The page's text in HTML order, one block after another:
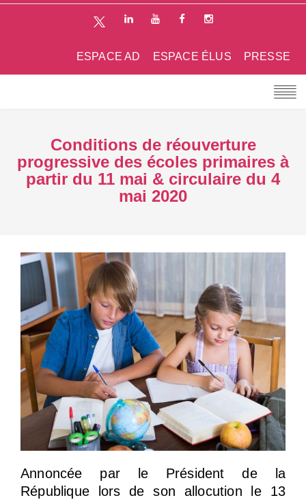
PRESSE
ESPACE ÉLUS
ESPACE AD
Conditions de réouverture
progressive des écoles primaires à
partir du 11 mai & circulaire du 4
mai 2020
Annoncée par le Président de la
République lors de son allocution le 13